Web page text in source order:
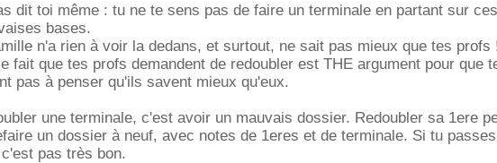
dit toi même : tu ne te sens pas de faire un terminale en partant sur ces
bases.
n'a rien à voir la dedans, et surtout, ne sait pas mieux que tes profs
fait que tes profs demandent de redoubler est THE argument pour que
pas à penser qu'ils savent mieux qu'eux.
une terminale, c'est avoir un mauvais dossier. Redoubler sa 1ere
un dossier à neuf, avec notes de 1eres et de terminale. Si tu
pas très bon.